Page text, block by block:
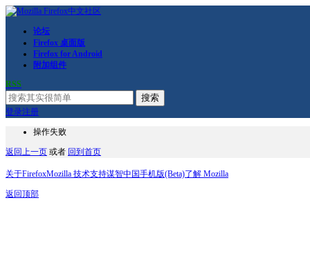
论坛
Firefox 桌面版
Firefox for Android
附加组件
RSS
搜索
登录注册
操作失败
返回上一页 或者 回到首页
关于FirefoxMozilla 技术支持谋智中国手机版(Beta)了解 Mozilla
返回顶部